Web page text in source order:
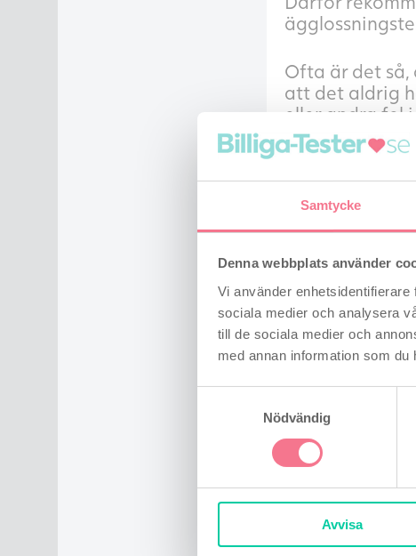
Samtycke
Denna webbplats använder
Vi använder
sociala medier och analysera
till de sociala medier och
med annan information som
Nödvändig
Avvisa
Ofta är det
att det aldrig
eller andra fel
du får ett sunt
Det är dock
Man kan
informationen
naturligt vis
Nästa månad
fel ifall en
Fördelar
Det kan
gravid eller ej.